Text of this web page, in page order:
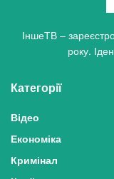
ІншеТВ –
року.
Категорії
Відео
Економіка
Кримінал